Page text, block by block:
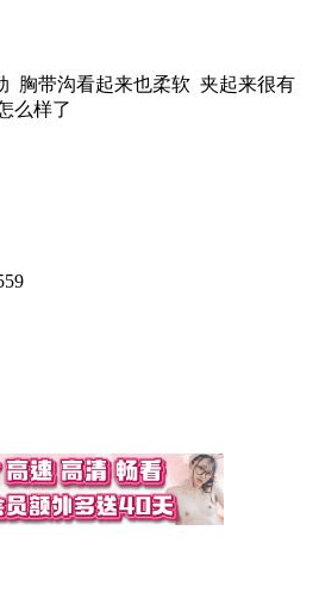
胸带沟看起来也柔软 夹起来很有
么样了